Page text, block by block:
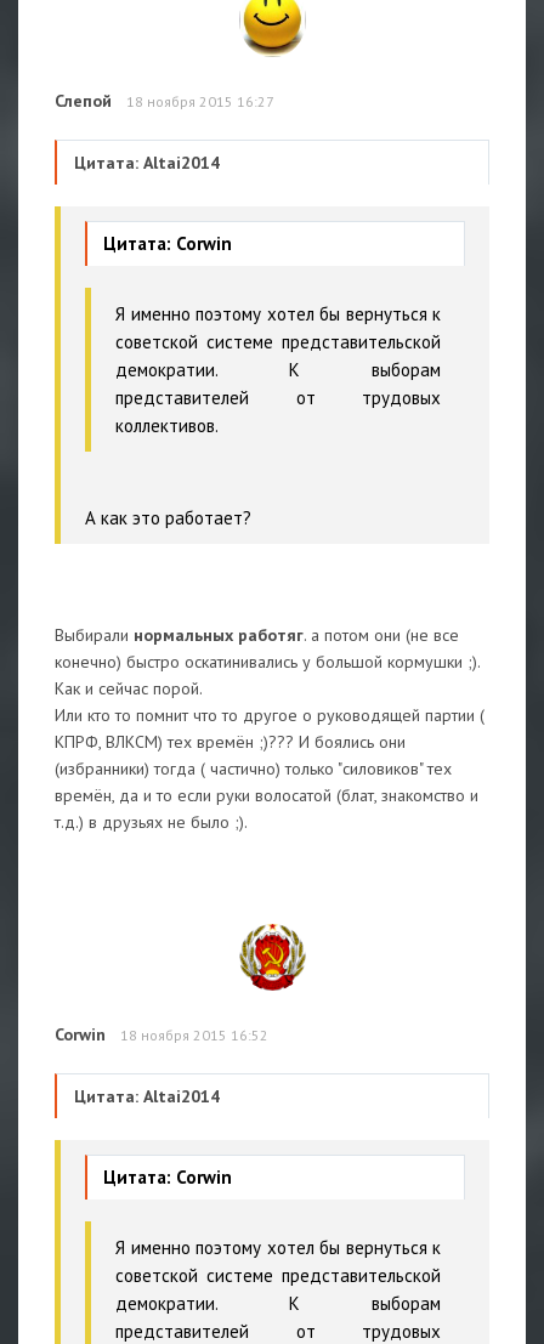
Слепой 18 ноября 2015 16:27
Цитата: Altai2014
Цитата: Corwin
Я именно поэтому хотел бы вернуться к
советской системе представительской
демократии. К выборам
представителей от трудовых
коллективов.
А как это работает?
Выбирали нормальных работяг. а потом они (не все
конечно) быстро оскатинивались у большой кормушки ;).
Как и сейчас порой.
Или кто то помнит что то другое о руководящей партии (
КПРФ, ВЛКСМ) тех времён ;)??? И боялись они
(избранники) тогда ( частично) только "силовиков" тех
времён, да и то если руки волосатой (блат, знакомство и
т.д.) в друзьях не было ;).
Corwin 18 ноября 2015 16:52
Цитата: Altai2014
Цитата: Corwin
Я именно поэтому хотел бы вернуться к
советской системе представительской
демократии. К выборам
представителей от трудовых